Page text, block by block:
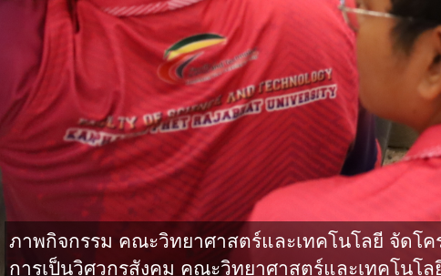
ภาพกิจกรรม คณะวิทยาศาสตร์และเทคโนโลยี จัดโ
การเป็นวิศวกรสังคม คณะวิทยาศาสตร์และเทคโนโ